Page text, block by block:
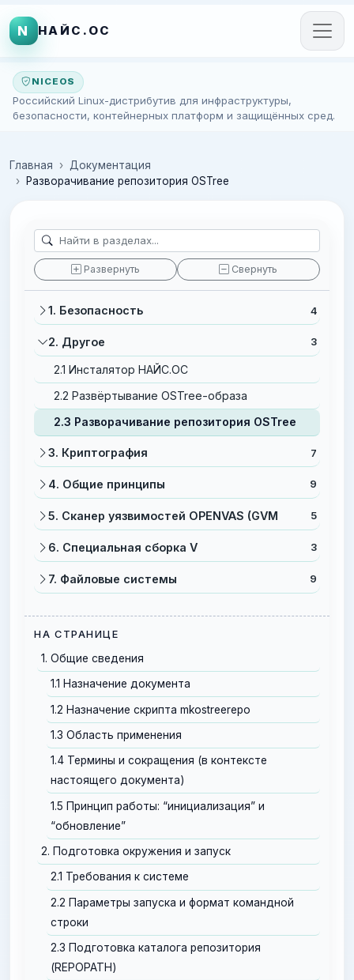
N НАЙС.ОС
NICEOS
Российский Linux-дистрибутив для инфраструктуры,
безопасности, контейнерных платформ и защищённых сред.
Главная
Документация
Разворачивание репозитория OSTree
Развернуть Свернуть
1. Безопасность 4
2. Другое 3
2.1 Инсталятор НАЙС.ОС
2.2 Развёртывание OSTree-образа
2.3 Разворачивание репозитория OSTree
3. Криптография 7
4. Общие принципы 9
5. Сканер уязвимостей OPENVAS (GVM 5
6. Специальная сборка V 3
7. Файловые системы 9
НА СТРАНИЦЕ
1. Общие сведения
1.1 Назначение документа
1.2 Назначение скрипта mkostreerepo
1.3 Область применения
1.4 Термины и сокращения (в контексте
настоящего документа)
1.5 Принцип работы: “инициализация” и
“обновление”
2. Подготовка окружения и запуск
2.1 Требования к системе
2.2 Параметры запуска и формат командной
строки
2.3 Подготовка каталога репозитория
(REPOPATH)